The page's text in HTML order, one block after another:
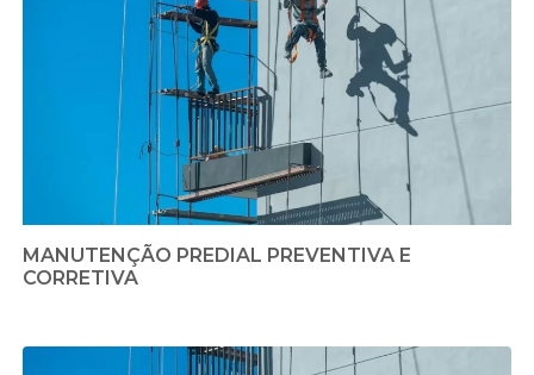
MANUTENÇÃO PREDIAL PREVENTIVA E
CORRETIVA